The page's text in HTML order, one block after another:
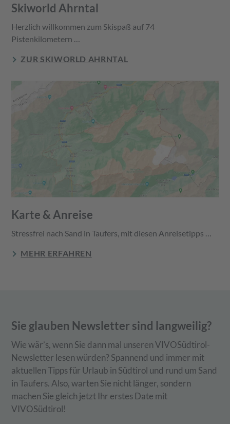
Skiworld Ahrntal
Herzlich willkommen zum Skispaß auf 74
Pistenkilometern …
ZUR SKIWORLD AHRNTAL
Karte & Anreise
Stressfrei nach Sand in Taufers, mit diesen Anreisetipps …
MEHR ERFAHREN
Sie glauben Newsletter sind langweilig?
Wie wär’s, wenn Sie dann mal unseren VIVOSüdtirol-
Newsletter lesen würden? Spannend und immer mit
aktuellen Tipps für Urlaub in Südtirol und rund um Sand
in Taufers. Also, warten Sie nicht länger, sondern
machen Sie gleich jetzt Ihr erstes Date mit
VIVOSüdtirol!